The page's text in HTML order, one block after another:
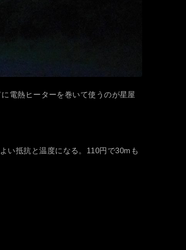
電熱ヒーターを巻いて使うのが星屋
い抵抗と温度になる。110円で30mも